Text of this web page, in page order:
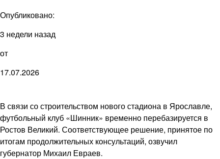
Опубликовано:
3 недели назад
от
17.07.2026
В связи со строительством нового стадиона в Ярославле,
футбольный клуб «Шинник» временно перебазируется в
Ростов Великий. Соответствующее решение, принятое по
итогам продолжительных консультаций, озвучил
губернатор Михаил Евраев.